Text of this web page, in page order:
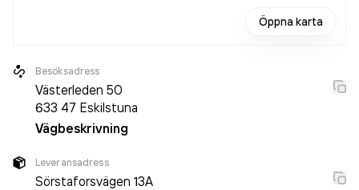
Öppna karta
Besöksadress
Västerleden 50
633 47 Eskilstuna
Vägbeskrivning
Leveransadress
Sörstaforsvägen 13A